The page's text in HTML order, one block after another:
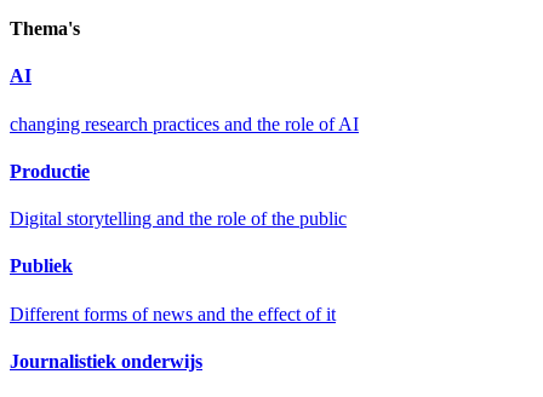
Thema's
AI
changing research practices and the role of AI
Productie
Digital storytelling and the role of the public
Publiek
Different forms of news and the effect of it
Journalistiek onderwijs